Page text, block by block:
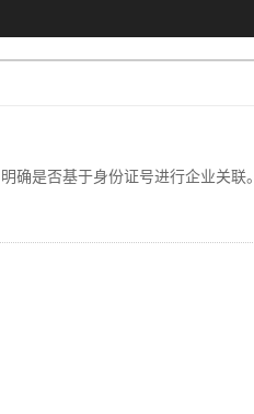
确是否基于身份证号进行企业关联。